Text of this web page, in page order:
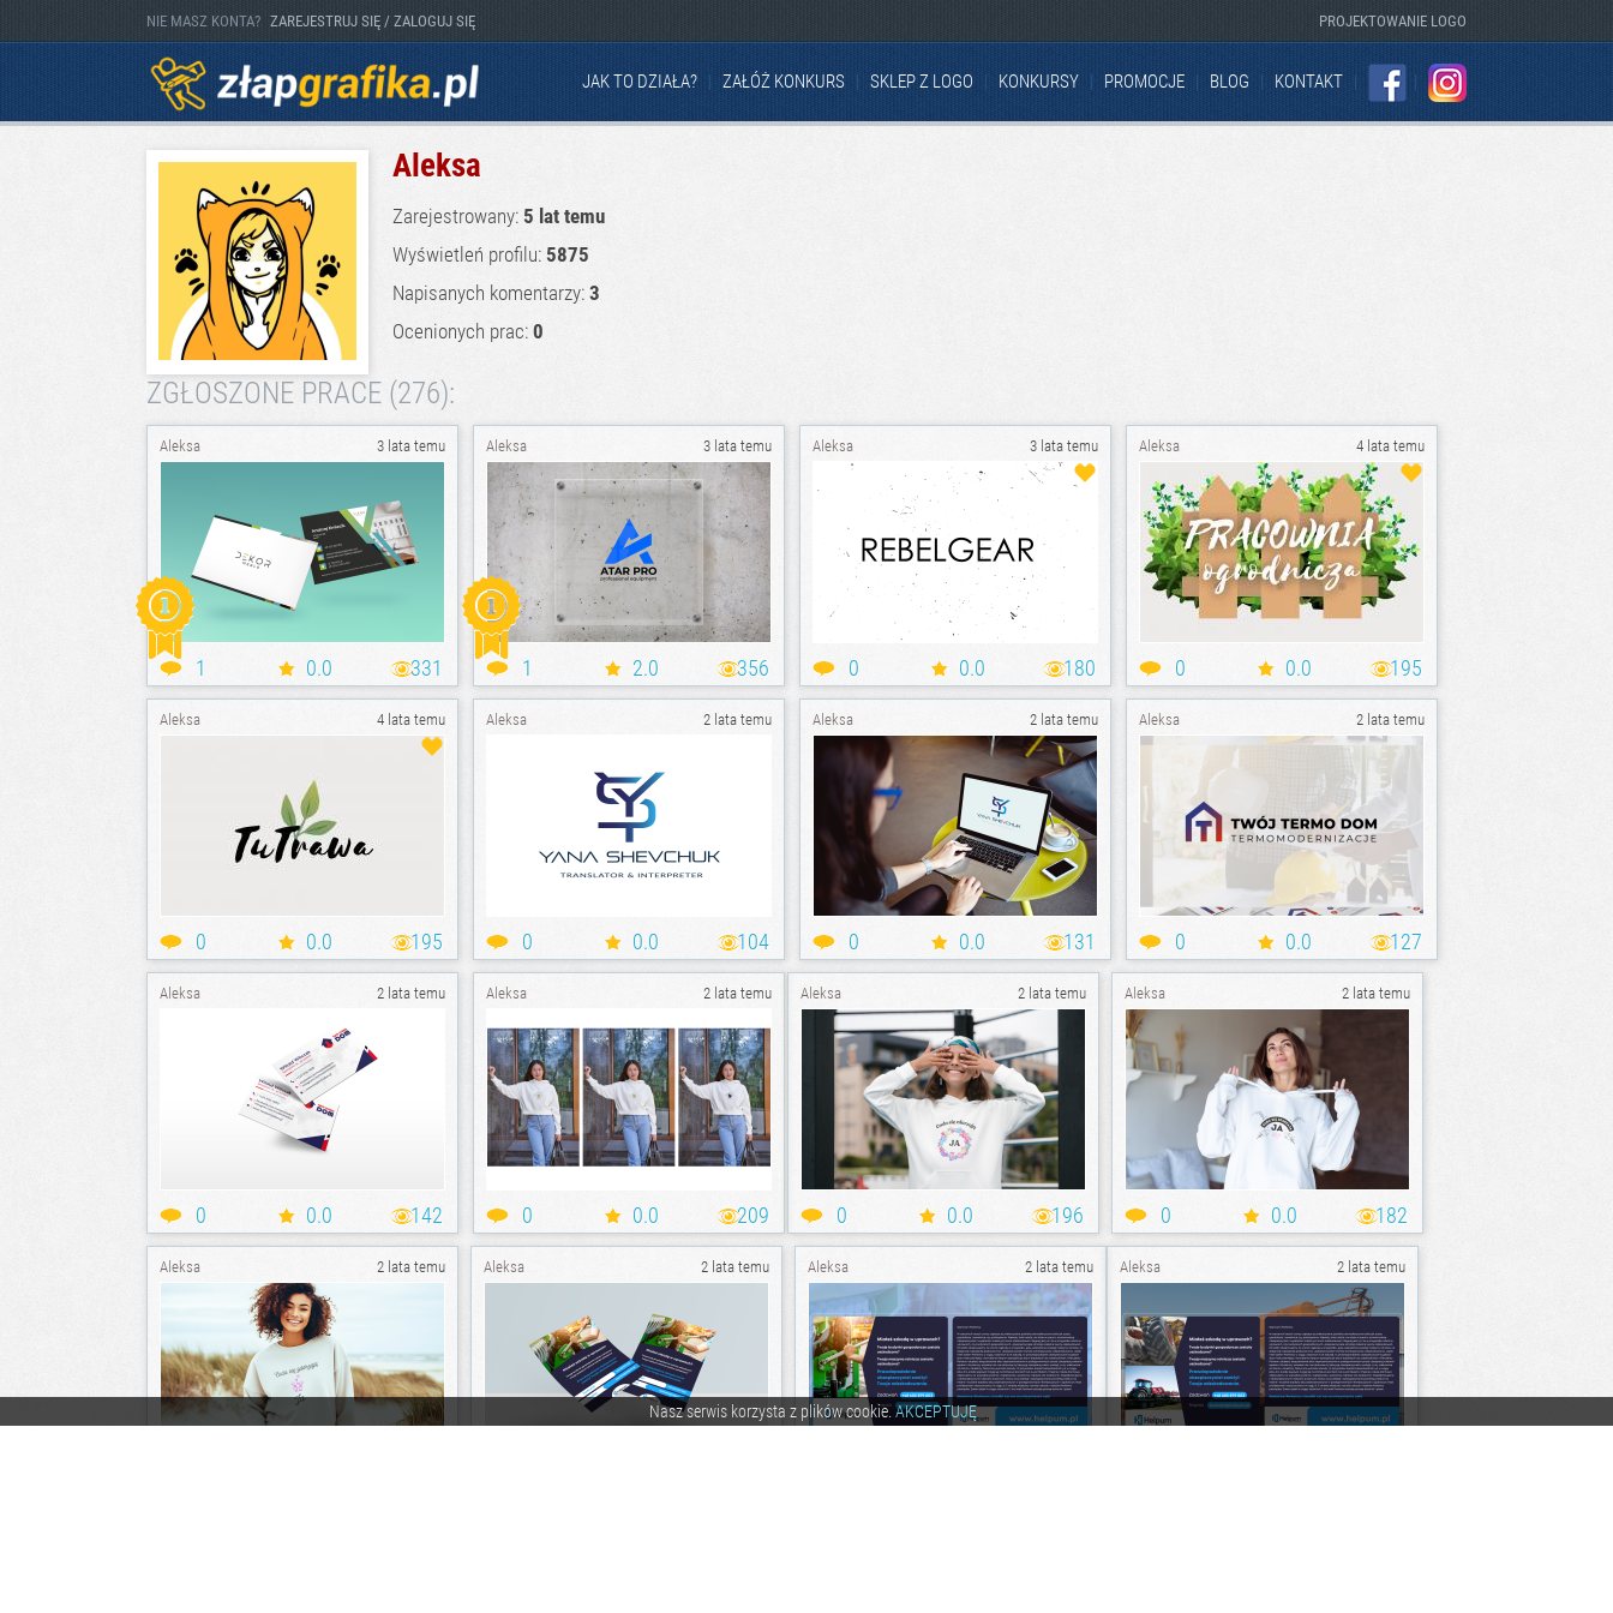
PROJEKTOWANIE LOGO
NIE MASZ KONTA? ZAREJESTRUJ SIĘ / ZALOGUJ SIĘ
JAK TO DZIAŁA? ZAŁÓŻ KONKURS SKLEP Z LOGO KONKURSY PROMOCJE BLOG
KONTAKT
INSTAGRAM
Aleksa
Zarejestrowany: 5 lat temu
Wyświetleń profilu: 5875
Napisanych komentarzy: 3
Ocenionych prac: 0
ZGŁOSZONE PRACE (276):
Aleksa 3 lata temu
1 0.0 331
Aleksa 3 lata temu
1 2.0 356
Aleksa 3 lata temu
0 0.0 180
Aleksa 4 lata temu
0 0.0 195
Aleksa 4 lata temu
0 0.0 195
Aleksa 2 lata temu
0 0.0 104
Aleksa 2 lata temu
0 0.0 131
Aleksa 2 lata temu
0 0.0 127
Aleksa 2 lata temu
0 0.0 142
Aleksa 2 lata temu
0 0.0 209
Aleksa 2 lata temu
0 0.0 196
Aleksa 2 lata temu
0 0.0 182
Aleksa 2 lata temu Aleksa 2 lata temu Aleksa 2 lata temu Aleksa 2 lata temu
Nasz serwis korzysta z plików cookie.AKCEPTUJĘ